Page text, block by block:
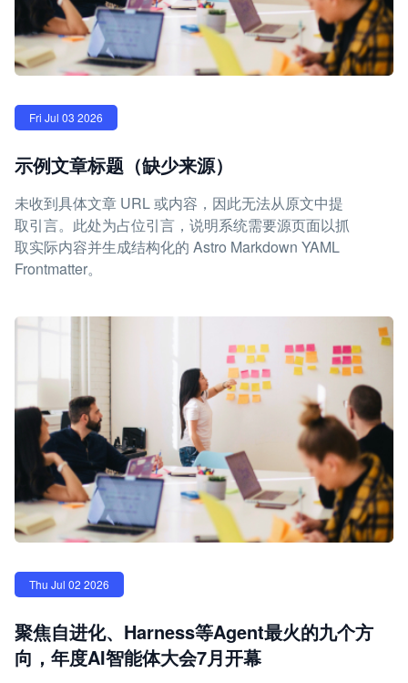
Fri Jul 03 2026
示例文章标题（缺少来源）
未收到具体文章 URL 或内容，因此无法从原文中提
取引言。此处为占位引言，说明系统需要源页面以抓
取实际内容并生成结构化的 Astro Markdown YAML
Frontmatter。
Thu Jul 02 2026
聚焦自进化、Harness等Agent最火的九个方
向，年度AI智能体大会7月开幕